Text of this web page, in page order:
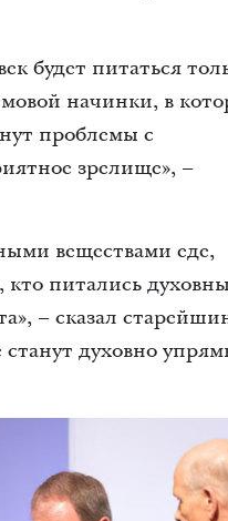
будет питаться
начинки, в
проблемы с
зрелище», –
веществами еде,
питались
– сказал
духовно